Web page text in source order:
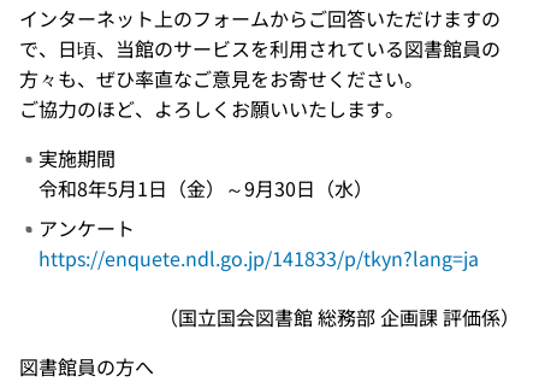
インターネット上のフォームからご回答いただけますの
で、日頃、当館のサービスを利用されている図書館員の
方々も、ぜひ率直なご意見をお寄せください。
ご協力のほど、よろしくお願いいたします。
実施期間
令和8年5月1日（金）～9月30日（水）
アンケート
https://enquete.ndl.go.jp/141833/p/tkyn?lang=ja
（国立国会図書館 総務部 企画課 評価係）
図書館員の方へ